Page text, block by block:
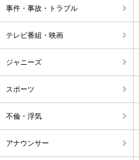
事件・事故・トラブル
テレビ番組・映画
ジャニーズ
スポーツ
不倫・浮気
アナウンサー